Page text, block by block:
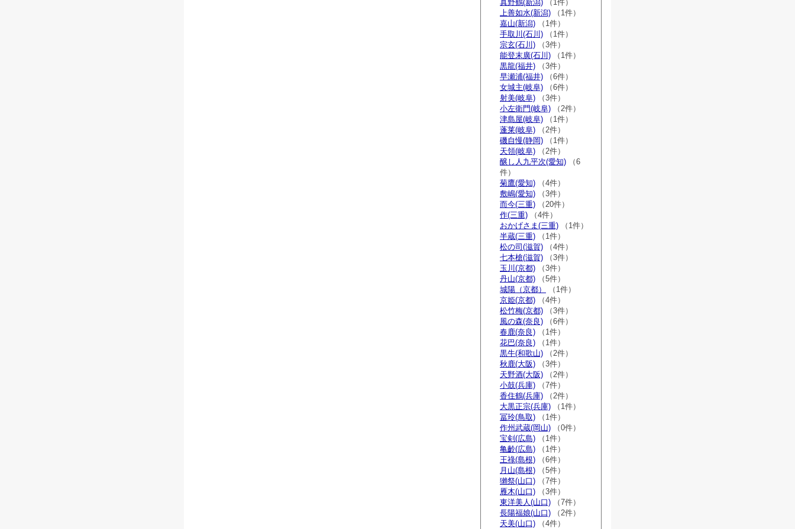
真野鶴(新潟) （1件）
上善如水(新潟) （1件）
嘉山(新潟) （1件）
手取川(石川) （1件）
宗玄(石川) （3件）
能登末廣(石川) （1件）
黒龍(福井) （3件）
早瀬浦(福井) （6件）
女城主(岐阜) （6件）
射美(岐阜) （3件）
小左衛門(岐阜) （2件）
津島屋(岐阜) （1件）
蓬莱(岐阜) （2件）
磯自慢(静岡) （1件）
天領(岐阜) （2件）
醸し人九平次(愛知) （6
件）
菊鷹(愛知) （4件）
敷嶋(愛知) （3件）
而今(三重) （20件）
作(三重) （4件）
おかげさま(三重) （1件）
半蔵(三重) （1件）
松の司(滋賀) （4件）
七本槍(滋賀) （3件）
玉川(京都) （3件）
丹山(京都) （5件）
城陽（京都）
（1件）
京姫(京都) （4件）
松竹梅(京都) （3件）
風の森(奈良) （6件）
春鹿(奈良) （1件）
花巴(奈良) （1件）
黒牛(和歌山) （2件）
秋鹿(大阪) （3件）
天野酒(大阪) （2件）
小鼓(兵庫) （7件）
香住鶴(兵庫) （2件）
大黒正宗(兵庫) （1件）
冨玲(鳥取) （1件）
作州武蔵(岡山) （0件）
宝剣(広島) （1件）
亀齡(広島) （1件）
王祿(島根) （6件）
月山(島根) （5件）
獺祭(山口) （7件）
雁木(山口) （3件）
東洋美人(山口) （7件）
長陽福娘(山口) （2件）
天美(山口) （4件）